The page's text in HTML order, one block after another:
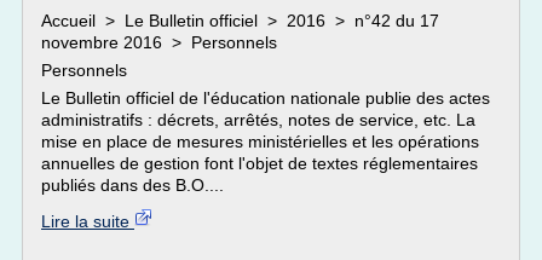
Accueil > Le Bulletin officiel > 2016 > n°42 du 17
novembre 2016 > Personnels
Personnels
Le Bulletin officiel de l'éducation nationale publie des actes
administratifs : décrets, arrêtés, notes de service, etc. La
mise en place de mesures ministérielles et les opérations
annuelles de gestion font l'objet de textes réglementaires
publiés dans des B.O....
Lire la suite